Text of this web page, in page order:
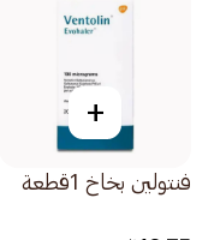
+
فنتولين بخاخ 1قطعة